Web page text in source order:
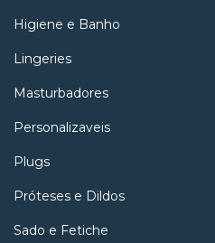
Higiene e Banho
Lingeries
Masturbadores
Personalizaveis
Plugs
Próteses e Dildos
Sado e Fetiche